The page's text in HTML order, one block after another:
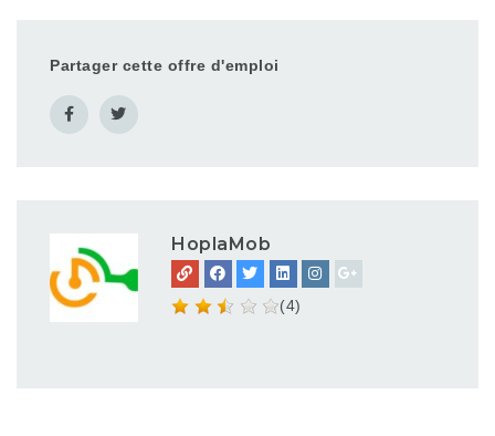
Partager cette offre d'emploi
HoplaMob
(4)